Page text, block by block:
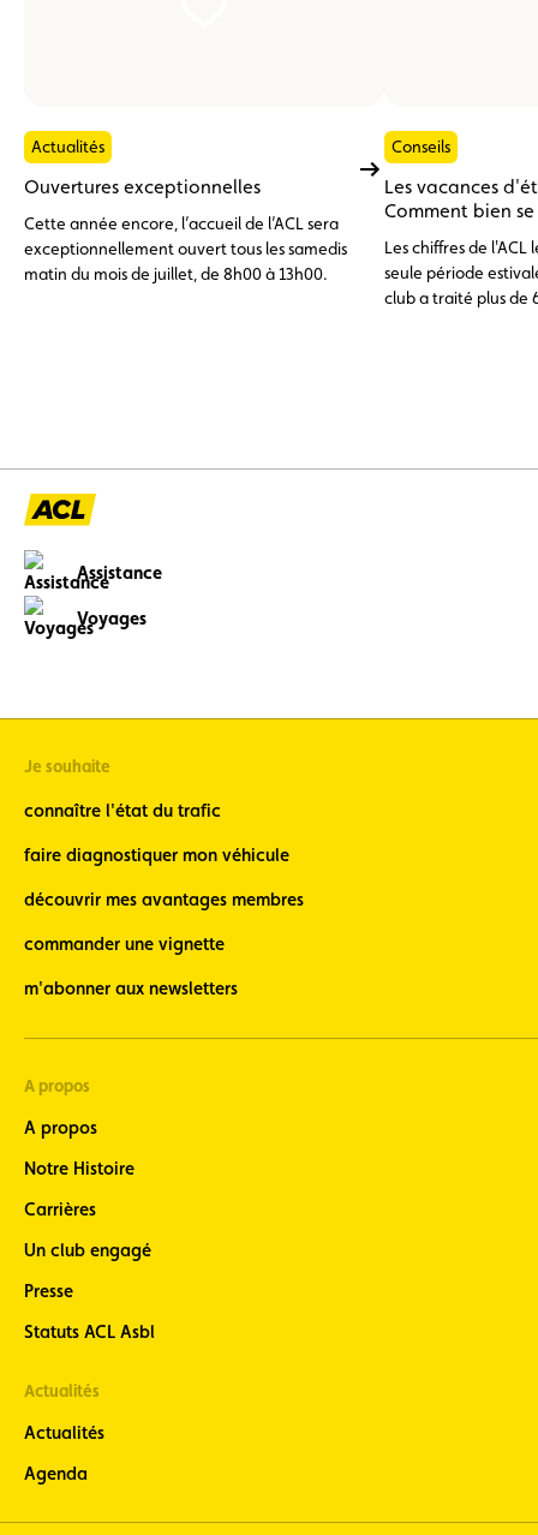
Actualités
Ouvertures exceptionnelles
Cette année encore, l’accueil de l’ACL sera
exceptionnellement ouvert tous les samedis
matin du mois de juillet, de 8h00 à 13h00.
Conseils
Les vacances
Comment bien
Les chiffres de
seule période
club a traité plus de
par un entretien
Assistance
Voyages
Je souhaite
connaître l'état du trafic
faire diagnostiquer mon véhicule
découvrir mes avantages membres
commander une vignette
m'abonner aux newsletters
A propos
A propos
Notre Histoire
Carrières
Un club engagé
Presse
Statuts ACL Asbl
Actualités
Actualités
Agenda